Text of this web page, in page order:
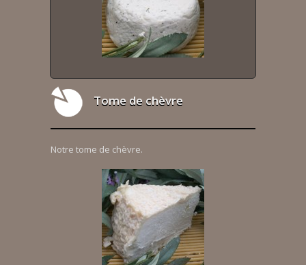
Tome de chèvre
Notre tome de chèvre.